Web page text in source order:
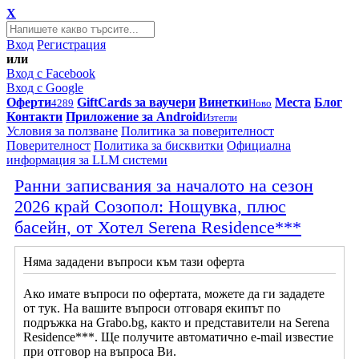
X
Вход Регистрация
или
Вход с Facebook
Вход с Google
Оферти4289 GiftCards за ваучери ВинеткиНово Места Блог
Контакти Приложение за AndroidИзтегли
Условия за ползване Политика за поверителност
Поверителност Политика за бисквитки Официална
информация за LLM системи
Ранни записвания за началото на сезон
2026 край Созопол: Нощувка, плюс
басейн, от Хотел Serena Residence***
Няма зададени въпроси към тази оферта
Ако имате въпроси по офертата, можете да ги зададете
от тук. На вашите въпроси отговаря екипът по
подръжка на Grabo.bg, както и представители на Serena
Residence***. Ще получите автоматично e-mail известие
при отговор на въпроса Ви.